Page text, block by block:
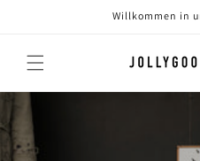
Willkommen in